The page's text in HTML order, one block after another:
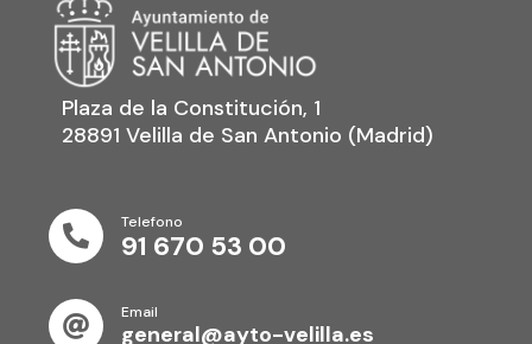
Plaza de la Constitución, 1
28891 Velilla de San Antonio (Madrid)

Telefono
91 670 53 00

Email
general@ayto-velilla.es